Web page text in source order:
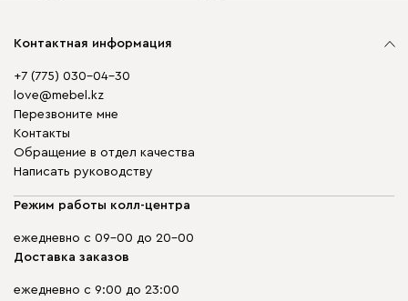
Контактная информация
+7 (775) 030-04-30
love@mebel.kz
Перезвоните мне
Контакты
Обращение в отдел качества
Написать руководству
Режим работы колл-центра
ежедневно с 09-00 до 20-00
Доставка заказов
ежедневно с 9:00 до 23:00